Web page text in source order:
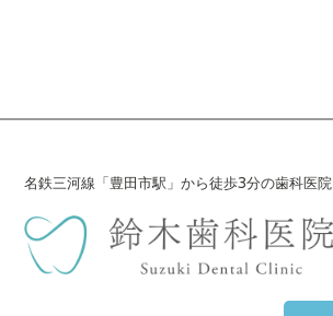
名鉄三河線「豊田市駅」から徒歩3分の歯科医院